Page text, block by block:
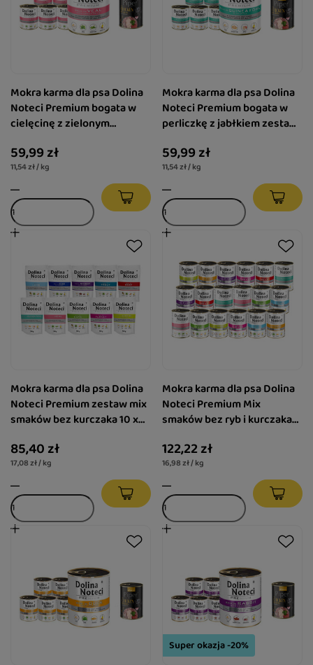
Mokra karma dla psa Dolina
Noteci Premium bogata w
cielęcinę z zielonym
Piper Animals z sercami z
kurczaka i szpinakiem 400 g
59,99 zł
11,54 zł / kg
Mokra karma dla psa Dolina
Noteci Premium bogata w
perliczkę z jabłkiem zestaw
Animals z sercami z
kurczaka i szpinakiem 400 g
59,99 zł
11,54 zł / kg
Mokra karma dla psa Dolina
Noteci Premium zestaw mix
smaków bez kurczaka 10 x
85,40 zł
17,08 zł / kg
Mokra karma dla psa Dolina
Noteci Premium Mix
smaków bez ryb i kurczaka
122,22 zł
16,98 zł / kg
Super okazja -20%